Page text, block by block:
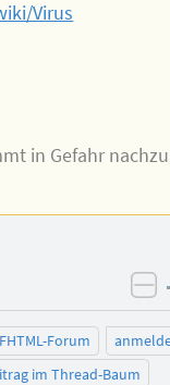
Virus
in Gefahr
Forum
im Thread-Baum